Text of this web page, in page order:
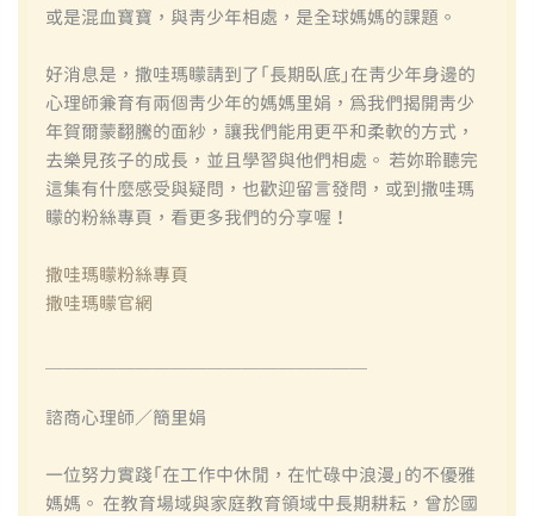
或是混血寶寶，與青少年相處，是全球媽媽的課題。
好消息是，撒哇瑪矇請到了「長期臥底」在青少年身邊的
心理師兼育有兩個青少年的媽媽里娟，為我們揭開青少
年賀爾蒙翻騰的面紗，讓我們能用更平和柔軟的方式，
去樂見孩子的成長，並且學習與他們相處。 若妳聆聽完
這集有什麼感受與疑問，也歡迎留言發問，或到撒哇瑪
矇的粉絲專頁，看更多我們的分享喔！
撒哇瑪矇粉絲專頁
撒哇瑪矇官網
諮商心理師／簡里娟
一位努力實踐「在工作中休閒，在忙碌中浪漫」的不優雅
媽媽。 在教育場域與家庭教育領域中長期耕耘，曾於國